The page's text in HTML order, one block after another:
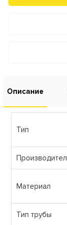
Описание
Тип
Материал
Тип трубы